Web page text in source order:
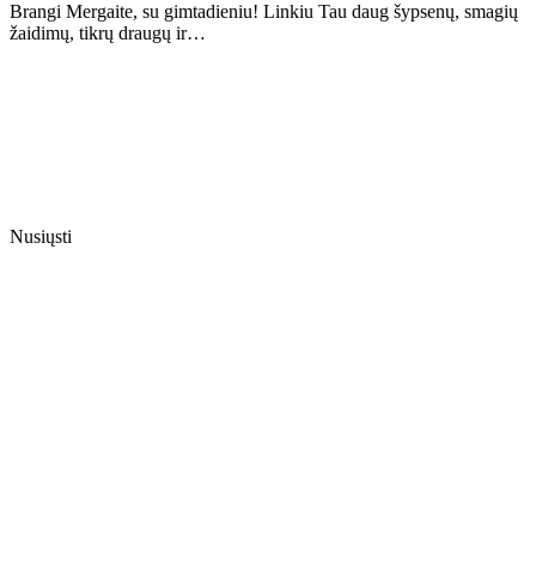
Brangi Mergaite, su gimtadieniu! Linkiu Tau daug šypsenų, smagių
žaidimų, tikrų draugų ir…
Nusiųsti